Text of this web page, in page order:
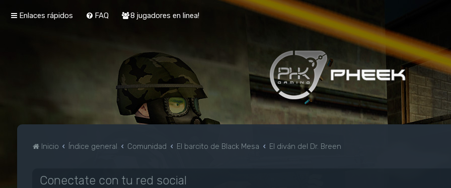
Enlaces rápidos FAQ 8 jugadores en linea!
Inicio Índice general Comunidad El barcito de Black Mesa El diván del Dr. Breen
Conectate con tu red social